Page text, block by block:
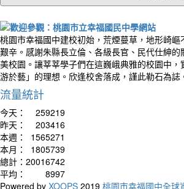
桃園市幸福國中建校初始，荒煙蔓草，地形崎
艱辛。感謝朱縣長立倫、各級長官、民代仕紳
美校園。讓莘莘學子們在這巍峨典雅的校園中
游於藝」的理想。欣逢校舍落成，謹此勒石為誌
流量統計
今天：
259219
昨天：
203416
本週：
1565271
本月：
1805739
總計： 20016742
平均：
8997
Powered by XOOPS 2019 桃園市幸福國中全球